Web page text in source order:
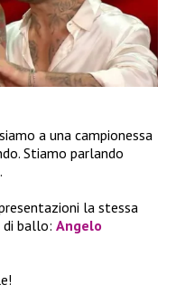
a una campionessa
Stiamo parlando
.
la stessa
di ballo: Angelo